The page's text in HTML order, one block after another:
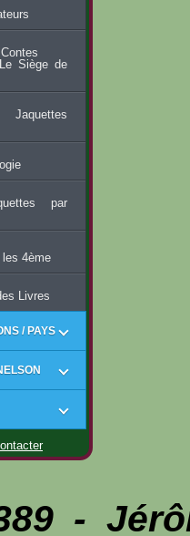
de
par
les 4ème
Livres
/ PAYS
-